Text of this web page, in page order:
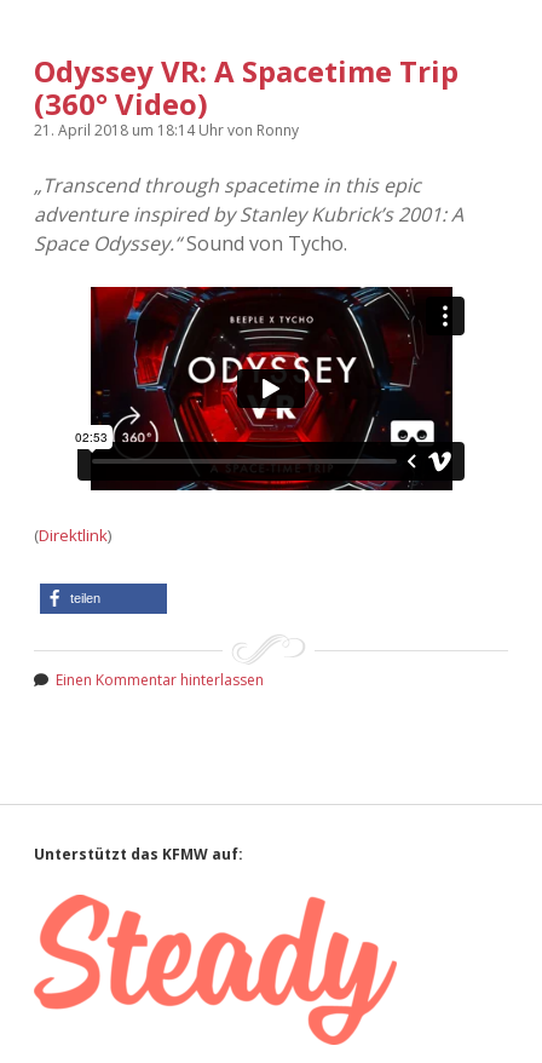
Odyssey VR: A Spacetime Trip
(360° Video)
21. April 2018 um 18:14 Uhrvon Ronny
„Transcend through spacetime in this epic
adventure inspired by Stanley Kubrick’s 2001: A
Space Odyssey.“Sound von Tycho.
(Direktlink)
teilen
Einen Kommentar hinterlassen
Sidebar
Unterstützt das KFMW auf: